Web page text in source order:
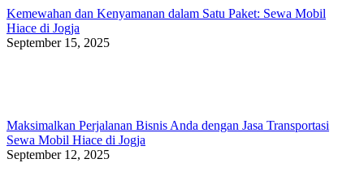
Kemewahan dan Kenyamanan dalam Satu Paket: Sewa Mobil
Hiace di Jogja
September 15, 2025
Maksimalkan Perjalanan Bisnis Anda dengan Jasa Transportasi
Sewa Mobil Hiace di Jogja
September 12, 2025